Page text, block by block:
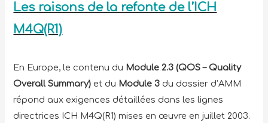
Les raisons de la refonte de l’ICH
M4Q(R1)
En Europe, le contenu du Module 2.3 (QOS – Quality
Overall Summary) et du Module 3 du dossier d’AMM
répond aux exigences détaillées dans les lignes
directrices ICH M4Q(R1) mises en œuvre en juillet 2003.